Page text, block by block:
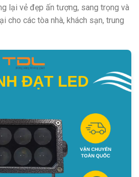
lại vẻ đẹp ấn tượng, sang trọng và
cho các tòa nhà, khách sạn, trung